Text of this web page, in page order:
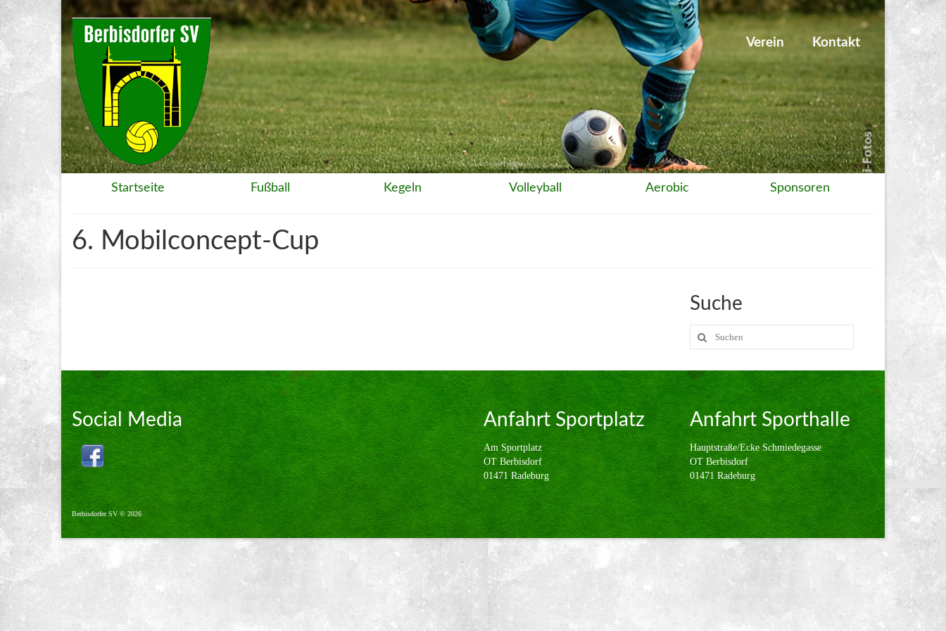
Verein Kontakt
Startseite Fußball Kegeln Volleyball Aerobic Sponsoren
6. Mobilconcept-Cup
Suche
Suche
nach:
Social Media Anfahrt Sportplatz
Am Sportplatz
OT Berbisdorf
01471 Radeburg
Anfahrt Sporthalle
Hauptstraße/Ecke Schmiedegasse
OT Berbisdorf
01471 Radeburg
Berbisdorfer SV © 2026